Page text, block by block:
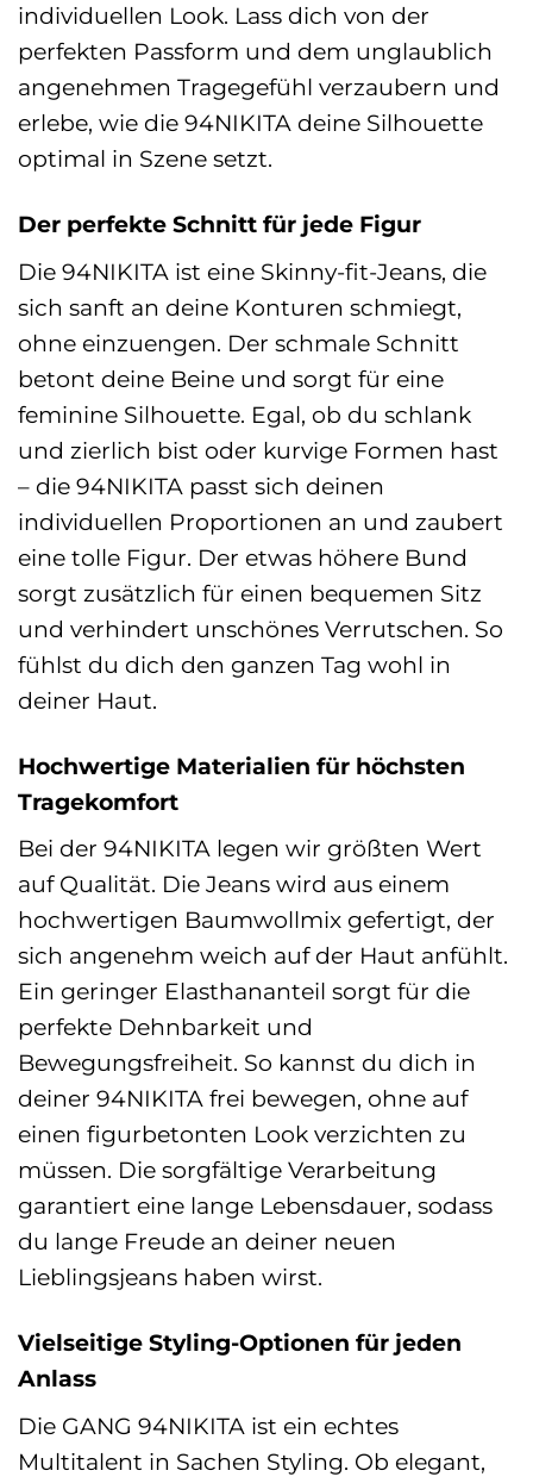
individuellen Look. Lass dich von der
perfekten Passform und dem unglaublich
angenehmen Tragegefühl verzaubern und
erlebe, wie die 94NIKITA deine Silhouette
optimal in Szene setzt.
Der perfekte Schnitt für jede Figur
Die 94NIKITA ist eine Skinny-fit-Jeans, die
sich sanft an deine Konturen schmiegt,
ohne einzuengen. Der schmale Schnitt
betont deine Beine und sorgt für eine
feminine Silhouette. Egal, ob du schlank
und zierlich bist oder kurvige Formen hast
– die 94NIKITA passt sich deinen
individuellen Proportionen an und zaubert
eine tolle Figur. Der etwas höhere Bund
sorgt zusätzlich für einen bequemen Sitz
und verhindert unschönes Verrutschen. So
fühlst du dich den ganzen Tag wohl in
deiner Haut.
Hochwertige Materialien für höchsten
Tragekomfort
Bei der 94NIKITA legen wir größten Wert
auf Qualität. Die Jeans wird aus einem
hochwertigen Baumwollmix gefertigt, der
sich angenehm weich auf der Haut anfühlt.
Ein geringer Elasthananteil sorgt für die
perfekte Dehnbarkeit und
Bewegungsfreiheit. So kannst du dich in
deiner 94NIKITA frei bewegen, ohne auf
einen figurbetonten Look verzichten zu
müssen. Die sorgfältige Verarbeitung
garantiert eine lange Lebensdauer, sodass
du lange Freude an deiner neuen
Lieblingsjeans haben wirst.
Vielseitige Styling-Optionen für jeden
Anlass
Die GANG 94NIKITA ist ein echtes
Multitalent in Sachen Styling. Ob elegant,